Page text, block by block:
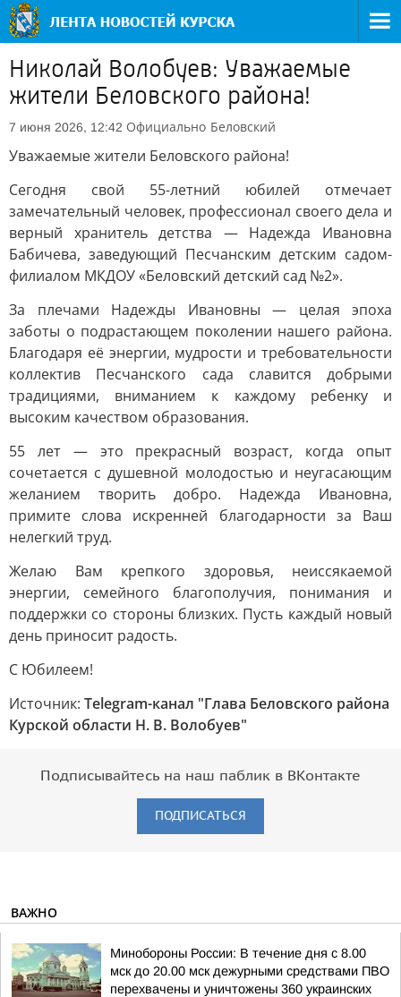
Николай Волобуев: Уважаемые
жители Беловского района!
7 июня 2026, 12:42 Официально Беловский
Уважаемые жители Беловского района!
Сегодня свой 55-летний юбилей отмечает
замечательный человек, профессионал своего дела и
верный хранитель детства — Надежда Ивановна
Бабичева, заведующий Песчанским детским садом-
филиалом МКДОУ «Беловский детский сад №2».
За плечами Надежды Ивановны — целая эпоха
заботы о подрастающем поколении нашего района.
Благодаря её энергии, мудрости и требовательности
коллектив Песчанского сада славится добрыми
традициями, вниманием к каждому ребенку и
высоким качеством образования.
55 лет — это прекрасный возраст, когда опыт
сочетается с душевной молодостью и неугасающим
желанием творить добро. Надежда Ивановна,
примите слова искренней благодарности за Ваш
нелегкий труд.
Желаю Вам крепкого здоровья, неиссякаемой
энергии, семейного благополучия, понимания и
поддержки со стороны близких. Пусть каждый новый
день приносит радость.
С Юбилеем!
Источник: Telegram-канал "Глава Беловского района
Курской области Н. В. Волобуев"
Подписывайтесь на наш паблик в ВКонтакте
ПОДПИСАТЬСЯ
ВАЖНО
Минобороны России: В течение дня с 8.00
мск до 20.00 мск дежурными средствами ПВО
перехвачены и уничтожены 360 украинских